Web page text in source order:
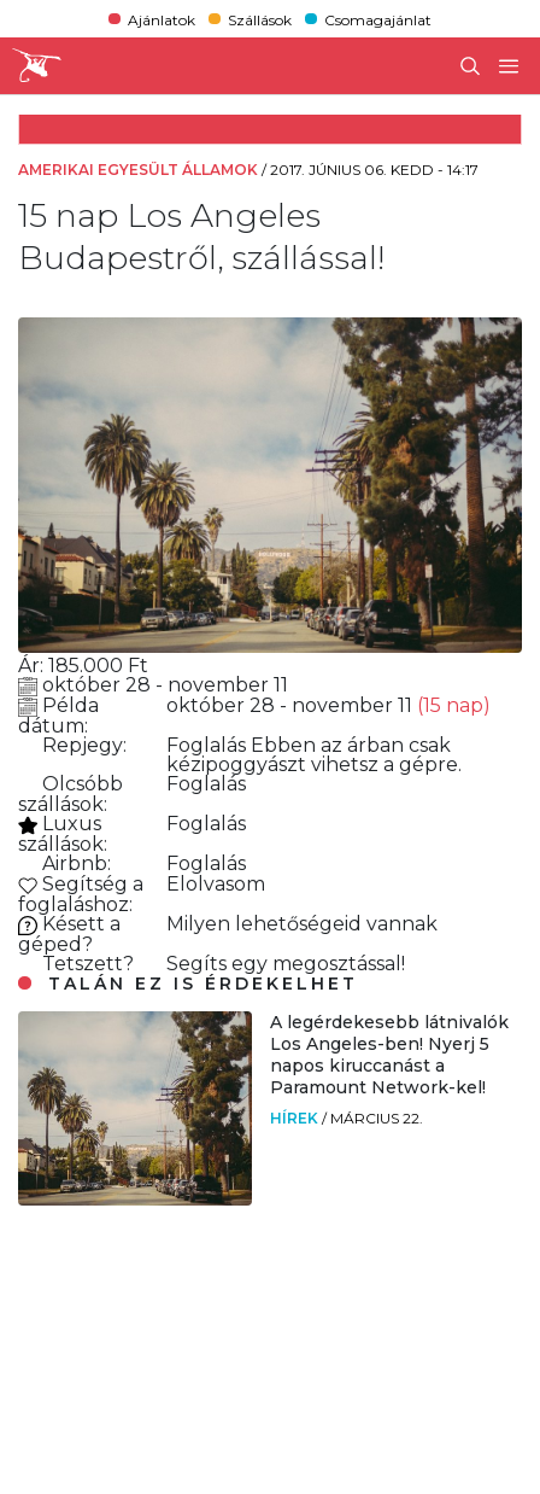
Ajánlatok Szállások Csomagajánlat
AMERIKAI EGYESÜLT ÁLLAMOK /2017. JÚNIUS 06. KEDD - 14:17
15 nap Los Angeles
Budapestről, szállással!
Ár: 185.000 Ft
október 28 - november 11
Példa
dátum:
október 28 - november 11 (15 nap)
Repjegy:
Foglalás Ebben az árban csak
kézipoggyászt vihetsz a gépre.
Olcsóbb
szállások:
Foglalás
Luxus
szállások:
Foglalás
Airbnb:
Foglalás
Segítség a
foglaláshoz:
Elolvasom
Késett a
géped?
Milyen lehetőségeid vannak
Tetszett?
Segíts egy megosztással!
TALÁN EZ IS ÉRDEKELHET
A legérdekesebb látnivalók
Los Angeles-ben! Nyerj 5
napos kiruccanást a
Paramount Network-kel!
HÍREK / MÁRCIUS 22.